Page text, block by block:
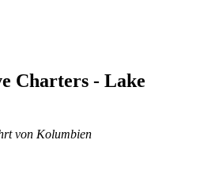
Charters - Lake
von Kolumbien